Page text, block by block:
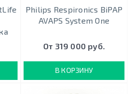
Philips Respironics BiPAP
AVAPS System One
От 319 000 руб.
В КОРЗИНУ